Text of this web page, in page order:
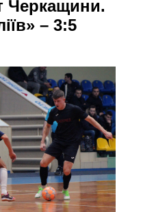
Черкащини.
– 3:5